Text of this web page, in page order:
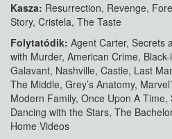
Kasza: Resurrection, Revenge,
Story, Cristela, The Taste
Folytatódik: Agent Carter, Secrets
with Murder, American Crime,
Galavant, Nashville, Castle, Last
The Middle, Grey’s Anatomy,
Modern Family, Once Upon A Time,
Dancing with the Stars, The
Home Videos